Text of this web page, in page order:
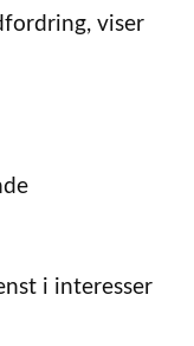
viser
i interesser